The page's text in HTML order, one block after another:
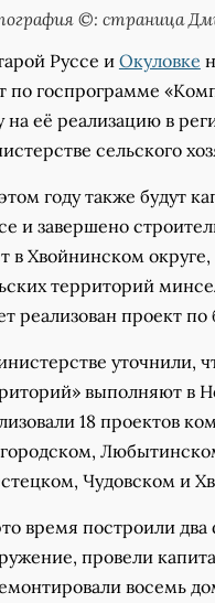
©: страница
Руссе иОкуловке
по госпрограмме
на её реализацию в
сельского
году также будут
и завершено
в Хвойнинском округе,
территорий
реализован проект
уточнили,
выполняют в
18 проектов
Чудовском и
время построили
провели
восемь